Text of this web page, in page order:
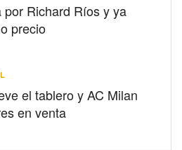
Richard Ríos y ya
precio
el tablero y AC Milan
en venta